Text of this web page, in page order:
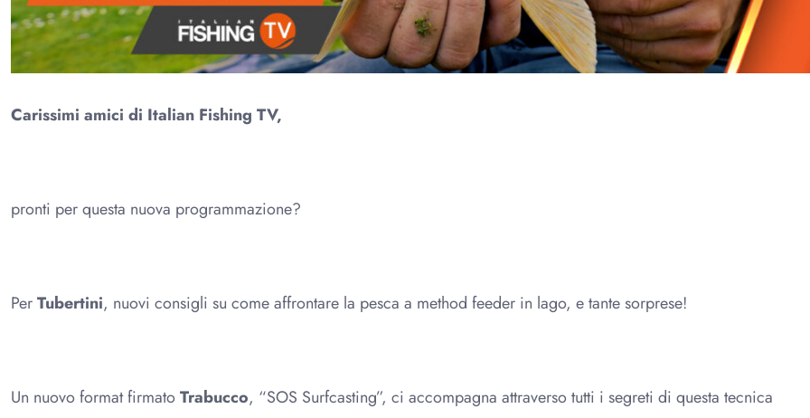
Carissimi amici di Italian Fishing TV,
pronti per questa nuova programmazione?
PerTubertini, nuovi consigli su come affrontare la pesca a method feeder in lago, e tante sorprese!
Un nuovo format firmatoTrabucco, “SOS Surfcasting”, ci accompagna attraverso tutti i segreti di questa tecnica